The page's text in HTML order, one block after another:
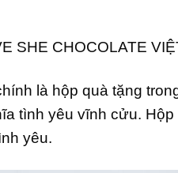
SHE CHOCOLATE
là hộp quà tặng
tình yêu vĩnh cửu.
yêu.